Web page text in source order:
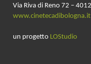
Via Riva di Reno 72 –
www.cinetecadibologna.it
un progetto LOStudio